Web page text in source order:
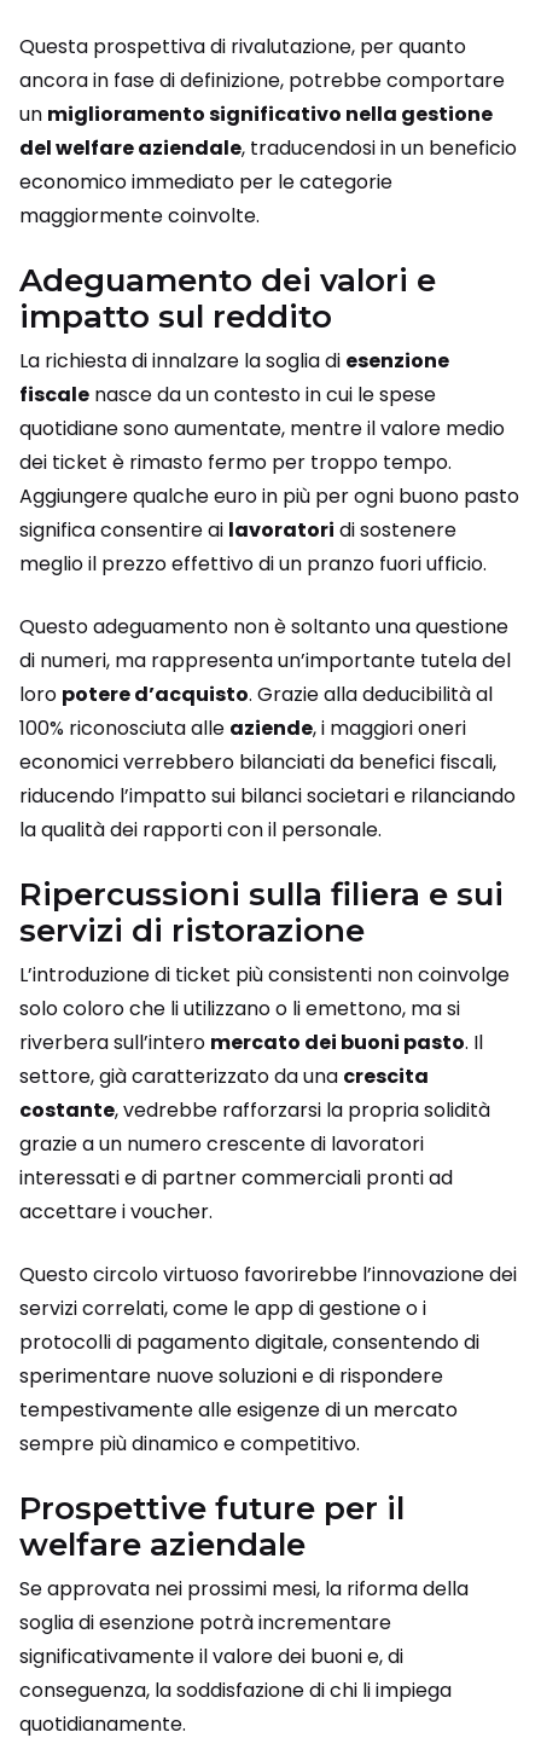
Questa prospettiva di rivalutazione, per quanto
ancora in fase di definizione, potrebbe comportare
un miglioramento significativo nella gestione
del welfare aziendale, traducendosi in un beneficio
economico immediato per le categorie
maggiormente coinvolte.
Adeguamento dei valori e
impatto sul reddito
La richiesta di innalzare la soglia di esenzione
fiscale nasce da un contesto in cui le spese
quotidiane sono aumentate, mentre il valore medio
dei ticket è rimasto fermo per troppo tempo.
Aggiungere qualche euro in più per ogni buono pasto
significa consentire ai lavoratori di sostenere
meglio il prezzo effettivo di un pranzo fuori ufficio.
Questo adeguamento non è soltanto una questione
di numeri, ma rappresenta un’importante tutela del
loro potere d’acquisto. Grazie alla deducibilità al
100% riconosciuta alle aziende, i maggiori oneri
economici verrebbero bilanciati da benefici fiscali,
riducendo l’impatto sui bilanci societari e rilanciando
la qualità dei rapporti con il personale.
Ripercussioni sulla filiera e sui
servizi di ristorazione
L’introduzione di ticket più consistenti non coinvolge
solo coloro che li utilizzano o li emettono, ma si
riverbera sull’intero mercato dei buoni pasto. Il
settore, già caratterizzato da una crescita
costante, vedrebbe rafforzarsi la propria solidità
grazie a un numero crescente di lavoratori
interessati e di partner commerciali pronti ad
accettare i voucher.
Questo circolo virtuoso favorirebbe l’innovazione dei
servizi correlati, come le app di gestione o i
protocolli di pagamento digitale, consentendo di
sperimentare nuove soluzioni e di rispondere
tempestivamente alle esigenze di un mercato
sempre più dinamico e competitivo.
Prospettive future per il
welfare aziendale
Se approvata nei prossimi mesi, la riforma della
soglia di esenzione potrà incrementare
significativamente il valore dei buoni e, di
conseguenza, la soddisfazione di chi li impiega
quotidianamente.